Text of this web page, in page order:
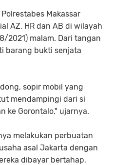
Makassar
AZ, HR dan AB di wilayah
2021) malam. Dari tangan
barang bukti senjata
sopir mobil yang
mendampingi dari si
ke Gorontalo," ujarnya.
melakukan perbuatan
asal Jakarta dengan
dibayar bertahap,